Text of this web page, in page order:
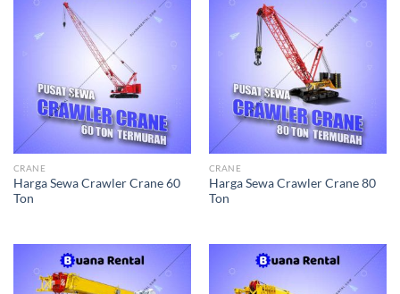
CRANE
Harga Sewa Crawler Crane 60
Ton
CRANE
Harga Sewa Crawler Crane 80
Ton